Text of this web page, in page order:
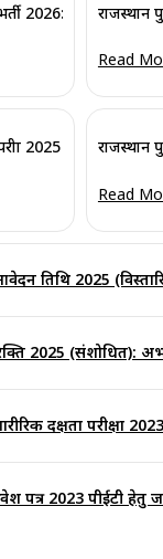
2026: 1000 नए
राजस्थान
Read
2025 (स्थगित): नई
राजस्थान
Read
तिथि 2025
2025 (संशोधित):
दक्षता परीक्षा 2023
पत्र 2023 पीईटी हेतु